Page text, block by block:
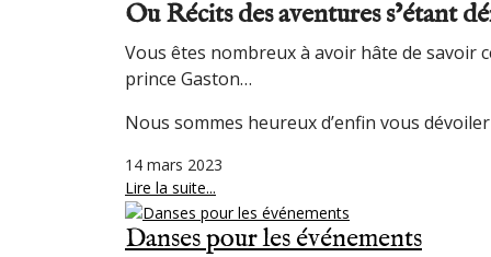
Ou Récits des aventures s’étant
Vous êtes nombreux à avoir hâte de savoir
prince Gaston…
Nous sommes heureux d’enfin vous
14 mars 2023
Lire la suite...
Danses pour les événements